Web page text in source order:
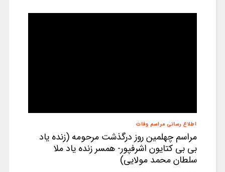
اطلاع رسانی مراسم وفات
مراسم چهلمین روز درگذشت مرحومه (زنده یاد
بی بی کتایون اشرفپور- همسر زنده یاد ملا
سلطان محمد مولایی)